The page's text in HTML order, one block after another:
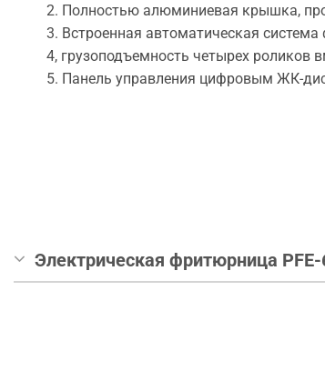
2. Полностью алюминиевая крышка,
3. Встроенная автоматическая система
4, грузоподъемность четырех роликов
5. Панель управления цифровым ЖК-
Электрическая фритюрница